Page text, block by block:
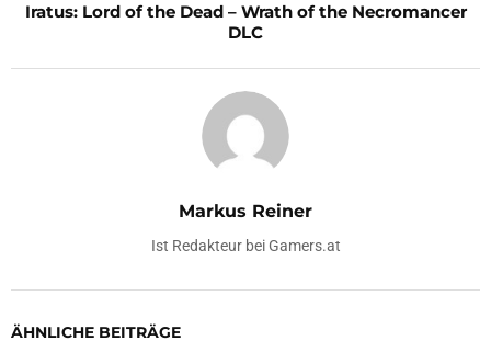
Iratus: Lord of the Dead – Wrath of the Necromancer
DLC
Markus Reiner
Ist Redakteur bei Gamers.at
ÄHNLICHE BEITRÄGE